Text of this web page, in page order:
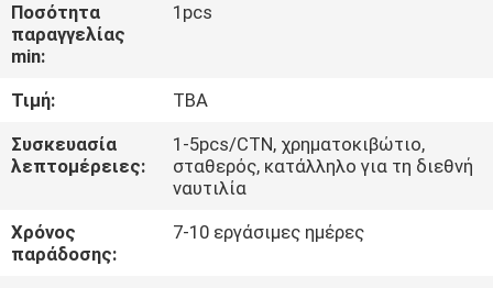
ΜΑΣ
ΕΛΆΤΕ
ΣΕ
ΕΠΑΦΉ
ΜΕ
ΖΗΤΉΣΤΕ
Ποσότητα
παραγγελίας
min:
1pcs
Τιμή:
TBA
Συσκευασία
λεπτομέρειες:
1-5pcs/CTN, χρηματοκιβώτιο,
σταθερός, κατάλληλο για τη διεθνή
ναυτιλία
Χρόνος
παράδοσης:
7-10 εργάσιμες ημέρες